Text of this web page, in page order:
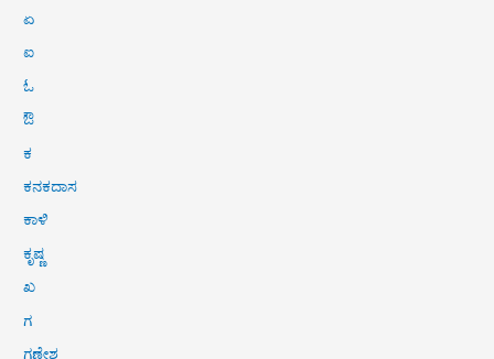
ಏ
ಐ
ಓ
ಔ
ಕ
ಕನಕದಾಸ
ಕಾಳಿ
ಕೃಷ್ಣ
ಖ
ಗ
ಗಣೇಶ